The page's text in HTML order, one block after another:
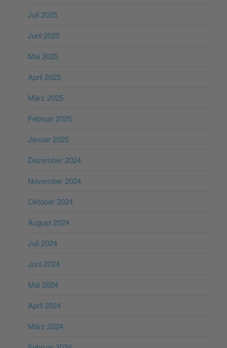
Juli 2025
Juni 2025
Mai 2025
April 2025
März 2025
Februar 2025
Januar 2025
Dezember 2024
November 2024
Oktober 2024
August 2024
Juli 2024
Juni 2024
Mai 2024
April 2024
März 2024